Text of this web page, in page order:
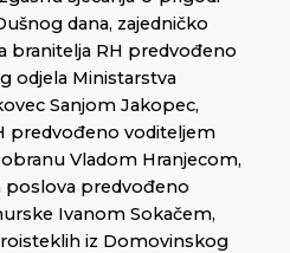
dana, zajedničko
branitelja RH predvođeno
odjela Ministarstva
Sanjom Jakopec,
predvođeno voditeljem
Vladom Hranjecom,
poslova predvođeno
Ivanom Sokačem,
iz Domovinskog